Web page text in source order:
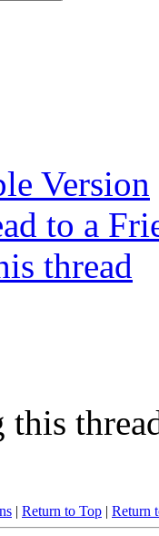
Version
to a
thread
| Return to Top | Return